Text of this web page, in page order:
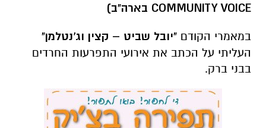
COMMUNITY VOICE בארה"ב)
במאמרי הקודם "יובל שביט – קצין וג'נטלמן"
העליתי על הכתב את אירועי התפרעות החרדים
בבני ברק.